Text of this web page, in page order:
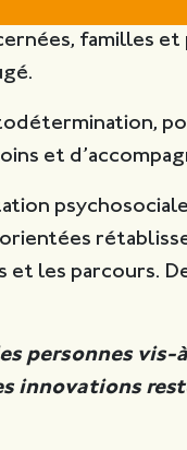
familles
et
et les parcours.
personnes
innovations